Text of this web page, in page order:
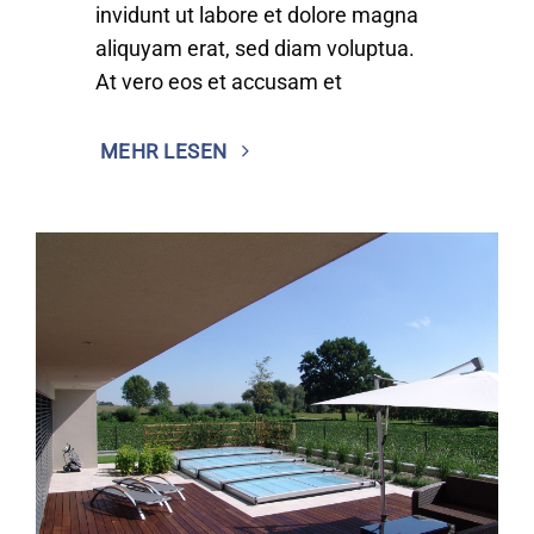
invidunt ut labore et dolore magna
aliquyam erat, sed diam voluptua.
At vero eos et accusam et
MEHR LESEN